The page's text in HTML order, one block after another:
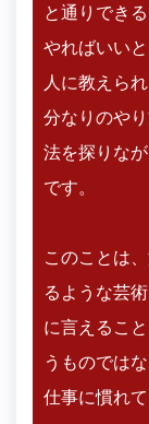
と通りでき
やればいい
人に教えら
分なりのや
法を探りな
です。
このことは
るような芸
に言えるこ
うものではな
仕事に慣れ